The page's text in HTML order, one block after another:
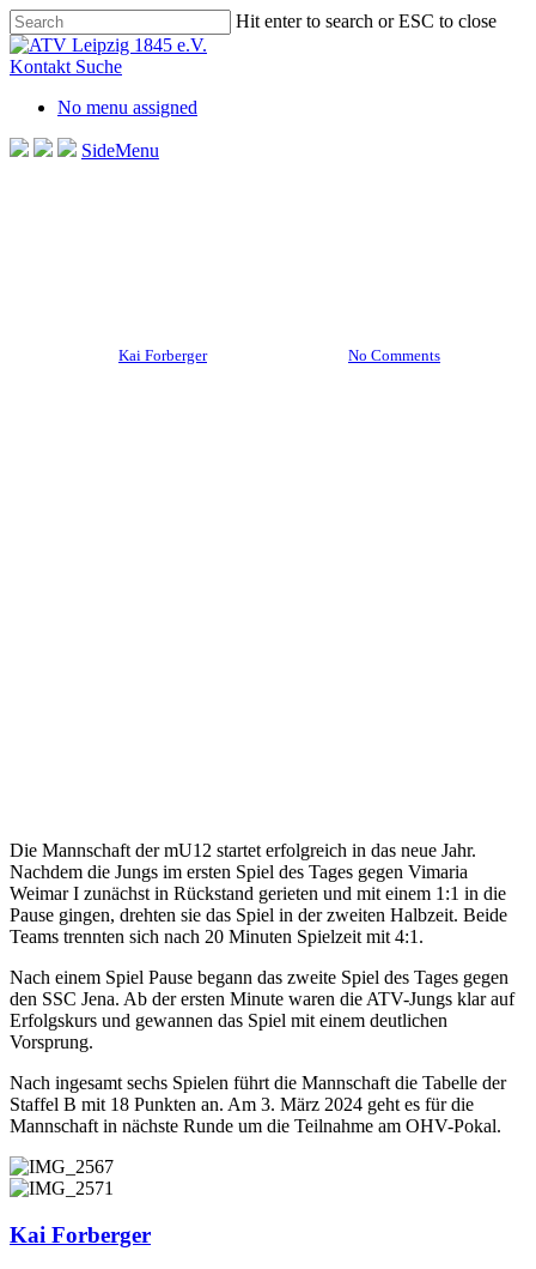
Skip
to
main
Hit enter to search or ESC to close
Close
Search
Kontakt Suche
No menu assigned
SideMenu
Kai Forberger No Comments
Die Mannschaft der mU12 startet erfolgreich in das neue Jahr.
Nachdem die Jungs im ersten Spiel des Tages gegen Vimaria
Weimar I zunächst in Rückstand gerieten und mit einem 1:1 in die
Pause gingen, drehten sie das Spiel in der zweiten Halbzeit. Beide
Teams trennten sich nach 20 Minuten Spielzeit mit 4:1.
Nach einem Spiel Pause begann das zweite Spiel des Tages gegen
den SSC Jena. Ab der ersten Minute waren die ATV-Jungs klar auf
Erfolgskurs und gewannen das Spiel mit einem deutlichen
Vorsprung.
Nach ingesamt sechs Spielen führt die Mannschaft die Tabelle der
Staffel B mit 18 Punkten an. Am 3. März 2024 geht es für die
Mannschaft in nächste Runde um die Teilnahme am OHV-Pokal.
Kai Forberger